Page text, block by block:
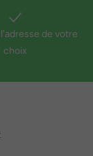
de votre
choix